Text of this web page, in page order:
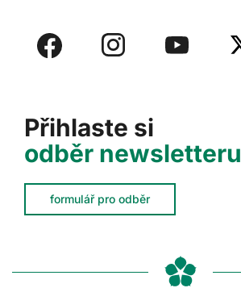
Přihlaste si
odběr newsletteru
formulář pro odběr